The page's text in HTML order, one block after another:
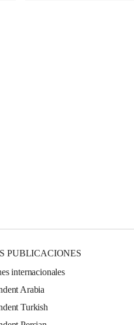
PUBLICACIONES
internacionales
Arabia
Turkish